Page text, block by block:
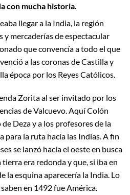
con mucha historia.
llegar a la India, la región
y mercaderías de espectacular
que convencía a todo el que
a las coronas de Castilla y
época por los Reyes Católicos.
Zorita al ser invitado por los
de Valcuevo. Aquí Colón
Deza y a los profesores de la
para la ruta hacía las Indias. A fin
se lanzó hacía el oeste en busca
tierra era redonda y que, si iba en
la esquina aparecería la India. Lo
en 1492 fue América.